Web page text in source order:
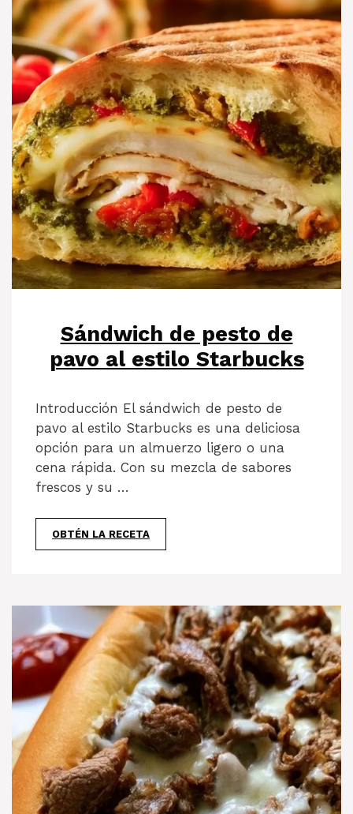
Sándwich de pesto de
pavo al estilo Starbucks
Introducción El sándwich de pesto de
pavo al estilo Starbucks es una deliciosa
opción para un almuerzo ligero o una
cena rápida. Con su mezcla de sabores
frescos y su …
OBTÉN LA RECETA